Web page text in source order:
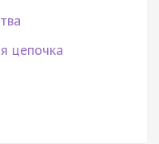
цепочка